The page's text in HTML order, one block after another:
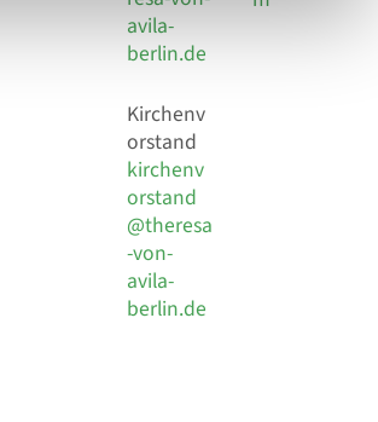
avila-
berlin.de
Kirchenv
orstand
kirchenv
orstand
@theresa
-von-
avila-
berlin.de